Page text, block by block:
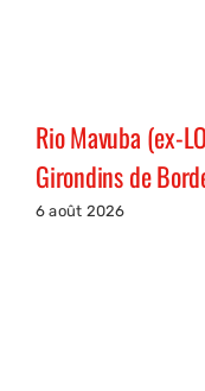
Rio Mavuba (ex-
Girondins de
6 août 2026